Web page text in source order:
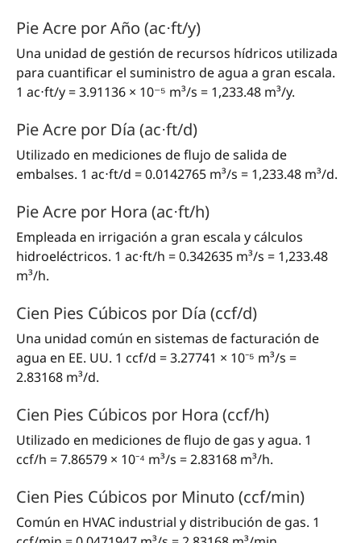
Pie Acre por Año (ac⋅ft/y)
Una unidad de gestión de recursos hídricos utilizada
para cuantificar el suministro de agua a gran escala.
1 ac⋅ft/y = 3.91136 × 10⁻⁵ m³/s = 1,233.48 m³/y.
Pie Acre por Día (ac⋅ft/d)
Utilizado en mediciones de flujo de salida de
embalses. 1 ac⋅ft/d = 0.0142765 m³/s = 1,233.48 m³/d.
Pie Acre por Hora (ac⋅ft/h)
Empleada en irrigación a gran escala y cálculos
hidroeléctricos. 1 ac⋅ft/h = 0.342635 m³/s = 1,233.48
m³/h.
Cien Pies Cúbicos por Día (ccf/d)
Una unidad común en sistemas de facturación de
agua en EE. UU. 1 ccf/d = 3.27741 × 10⁻⁵ m³/s =
2.83168 m³/d.
Cien Pies Cúbicos por Hora (ccf/h)
Utilizado en mediciones de flujo de gas y agua. 1
ccf/h = 7.86579 × 10⁻⁴ m³/s = 2.83168 m³/h.
Cien Pies Cúbicos por Minuto (ccf/min)
Común en HVAC industrial y distribución de gas. 1